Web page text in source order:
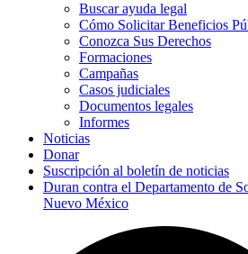
Buscar ayuda legal
Cómo Solicitar Beneficios
Conozca Sus Derechos
Formaciones
Campañas
Casos judiciales
Documentos legales
Informes
Noticias
Donar
Suscripción al boletín de noticias
Duran contra el Departamento de
Nuevo México